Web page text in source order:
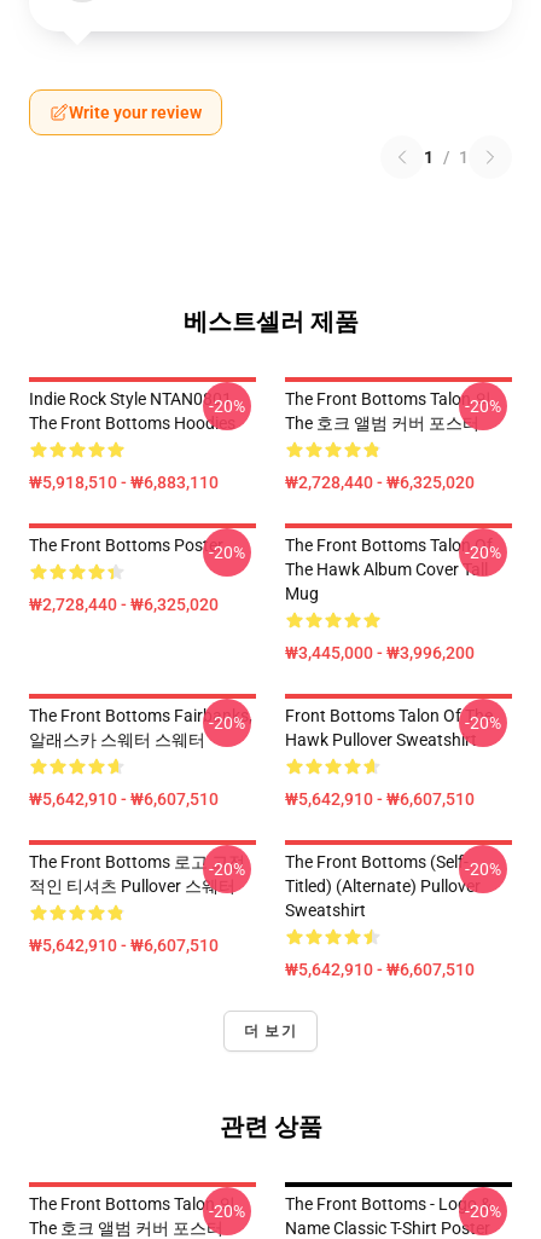
Write your review
1 / 1
베스트셀러 제품
Indie Rock Style NTAN0801
The Front Bottoms Hoodies
₩5,918,510 - ₩6,883,110
-20%
The Front Bottoms Talon 의
The 호크 앨범 커버 포스터
₩2,728,440 - ₩6,325,020
-20%
The Front Bottoms Poster
₩2,728,440 - ₩6,325,020
-20%
The Front Bottoms Talon Of
The Hawk Album Cover Tall
Mug
₩3,445,000 - ₩3,996,200
-20%
The Front Bottoms Fairbanks,
알래스카 스웨터 스웨터
₩5,642,910 - ₩6,607,510
-20%
Front Bottoms Talon Of The
Hawk Pullover Sweatshirt
₩5,642,910 - ₩6,607,510
-20%
The Front Bottoms 로고 고전
적인 티셔츠 Pullover 스웨터
₩5,642,910 - ₩6,607,510
-20%
The Front Bottoms (Self-
Titled) (Alternate) Pullover
Sweatshirt
₩5,642,910 - ₩6,607,510
-20%
더 보기
관련 상품
The Front Bottoms Talon 의
The 호크 앨범 커버 포스터
-20%
The Front Bottoms - Logo &
Name Classic T-Shirt Poster
-20%